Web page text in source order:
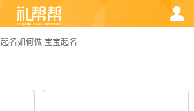
名如何做,宝宝起名